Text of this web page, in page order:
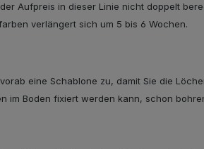
Aufpreis in dieser Linie nicht doppelt
verlängert sich um 5 bis 6 Wochen.
eine Schablone zu, damit Sie die
im Boden fixiert werden kann, schon